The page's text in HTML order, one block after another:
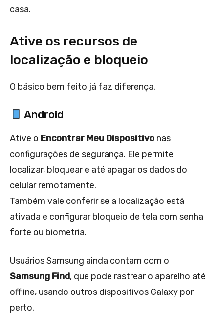
casa.
Ative os recursos de
localização e bloqueio
O básico bem feito já faz diferença.
Android
Ative o Encontrar Meu Dispositivo nas
configurações de segurança. Ele permite
localizar, bloquear e até apagar os dados do
celular remotamente.
Também vale conferir se a localização está
ativada e configurar bloqueio de tela com senha
forte ou biometria.
Usuários Samsung ainda contam com o
Samsung Find, que pode rastrear o aparelho até
offline, usando outros dispositivos Galaxy por
perto.